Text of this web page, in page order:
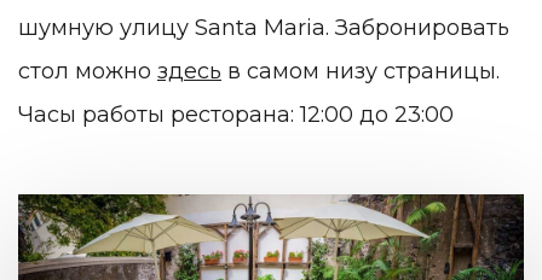
шумную улицу Santa Maria. Забронировать
стол можно здесь в самом низу страницы.
Часы работы ресторана: 12:00 до 23:00